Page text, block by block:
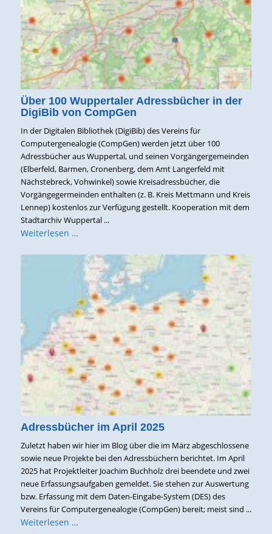
Über 100 Wuppertaler Adressbücher in der
DigiBib von CompGen
In der Digitalen Bibliothek (DigiBib) des Vereins für
Computergenealogie (CompGen) werden jetzt über 100
Adressbücher aus Wuppertal, und seinen Vorgängergemeinden
(Elberfeld, Barmen, Cronenberg, dem Amt Langerfeld mit
Nächstebreck, Vohwinkel) sowie Kreisadressbücher, die
Vorgängegermeinden enthalten (z. B. Kreis Mettmann und Kreis
Lennep) kostenlos zur Verfügung gestellt. Kooperation mit dem
Stadtarchiv Wuppertal ...
Weiterlesen …
Adressbücher im April 2025
Zuletzt haben wir hier im Blog über die im März abgeschlossene
sowie neue Projekte bei den Adressbüchern berichtet. Im April
2025 hat Projektleiter Joachim Buchholz drei beendete und zwei
neue Erfassungsaufgaben gemeldet. Sie stehen zur Auswertung
bzw. Erfassung mit dem Daten-Eingabe-System (DES) des
Vereins für Computergenealogie (CompGen) bereit; meist sind ...
Weiterlesen …